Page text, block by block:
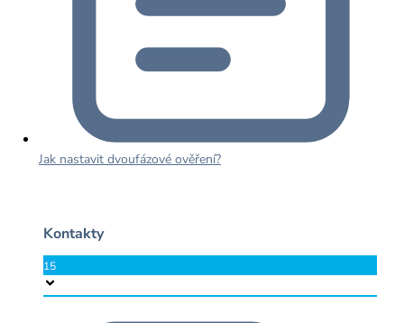
Jak nastavit dvoufázové ověření?
Kontakty
15